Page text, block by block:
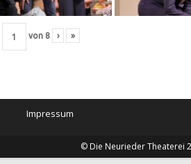
von 8 › »
Impressum
© Die Neurieder Theaterei